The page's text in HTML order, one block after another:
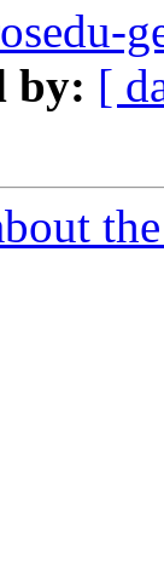
by: [